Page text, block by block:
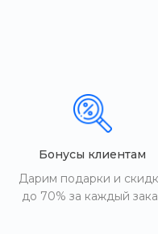
Бонусы клиентам
Дарим подарки и
до 70% за каждый